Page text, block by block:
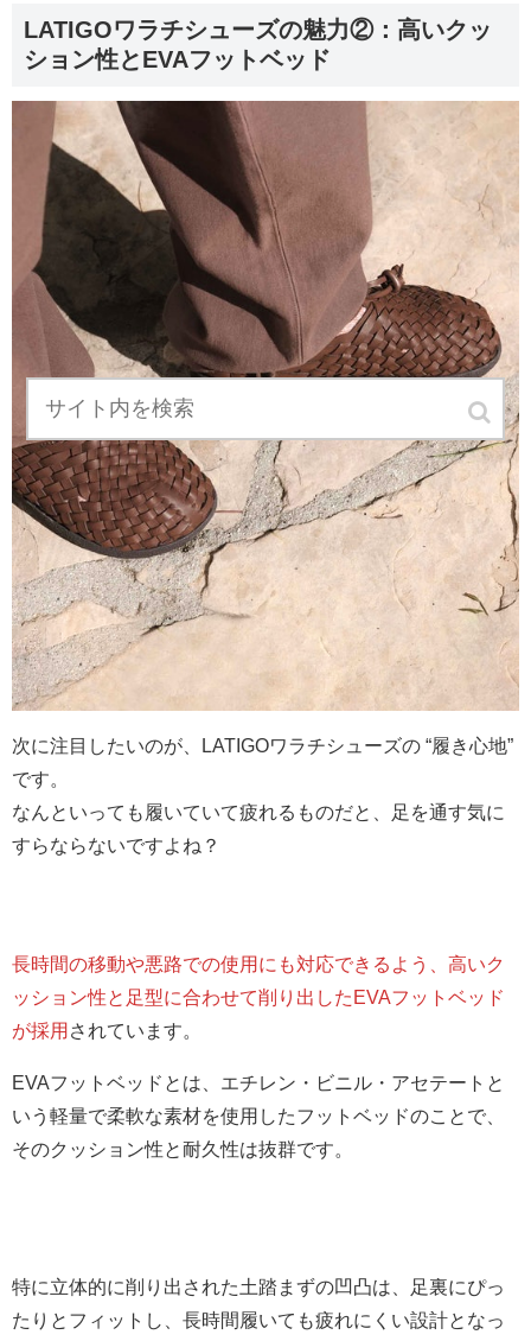
LATIGOワラチシューズの魅力②：高いクッ
ション性とEVAフットベッド
次に注目したいのが、LATIGOワラチシューズの “履き心地”
です。
なんといっても履いていて疲れるものだと、足を通す気に
すらならないですよね？
長時間の移動や悪路での使用にも対応できるよう、高いク
ッション性と足型に合わせて削り出したEVAフットベッド
が採用 されています。
EVAフットベッドとは、エチレン・ビニル・アセテートと
いう軽量で柔軟な素材を使用したフットベッドのことで、
そのクッション性と耐久性は抜群です。
特に立体的に削り出された土踏まずの凹凸は、足裏にぴっ
たりとフィットし、長時間履いても疲れにくい設計となっ